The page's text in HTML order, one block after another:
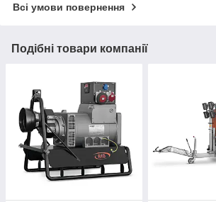
Всі умови повернення
Подібні товари компанії